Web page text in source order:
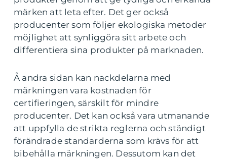
märken att leta efter. Det ger också
producenter som följer ekologiska metoder
möjlighet att synliggöra sitt arbete och
differentiera sina produkter på marknaden.
Å andra sidan kan nackdelarna med
märkningen vara kostnaden för
certifieringen, särskilt för mindre
producenter. Det kan också vara utmanande
att uppfylla de strikta reglerna och ständigt
förändrade standarderna som krävs för att
bibehålla märkningen. Dessutom kan det